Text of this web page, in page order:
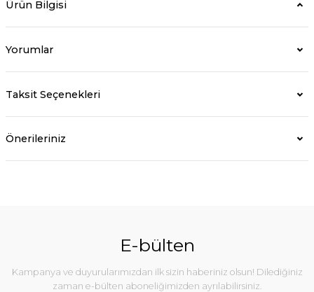
Ürün Bilgisi
Yorumlar
Taksit Seçenekleri
Önerileriniz
E-bülten
Kampanya ve duyurularımızdan ilk sizin haberiniz olsun! Dilediğiniz
zaman e-bülten aboneliğimizden ayrılabilirsiniz.